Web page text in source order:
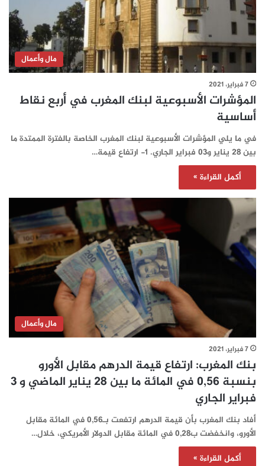
مال وأعمال
7 فبراير، 2021
المؤشرات الأسبوعية لبنك المغرب في أربع نقاط
أساسية
في ما يلي المؤشرات الأسبوعية لبنك المغرب الخاصة بالفترة الممتدة ما
بين 28 يناير و03 فبراير الجاري. 1- ارتفاع قيمة…
أكمل القراءة »
مال وأعمال
7 فبراير، 2021
بنك المغرب: ارتفاع قيمة الدرهم مقابل الأورو
بنسبة 0,56 في المائة ما بين 28 يناير الماضي و 3
فبراير الجاري
أفاد بنك المغرب بأن قيمة الدرهم ارتفعت بـ0,56 في المائة مقابل
الأورو، وانخفضت ب0,28 في المائة مقابل الدولار الأمريكي، خلال…
أكمل القراءة »